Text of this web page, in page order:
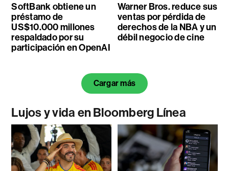
SoftBank obtiene un
préstamo de
US$10.000 millones
respaldado por su
participación en OpenAI
Warner Bros. reduce sus
ventas por pérdida de
derechos de la NBA y un
débil negocio de cine
Cargar más
Lujos y vida en Bloomberg Línea